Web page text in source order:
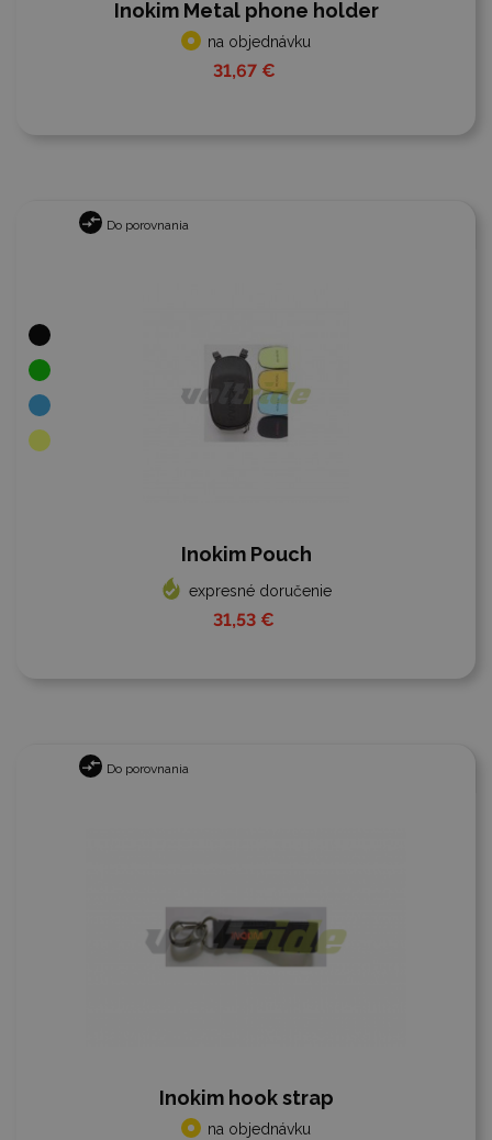
Inokim Metal phone holder
na objednávku
31,67 €
Do porovnania
Inokim Pouch
expresné doručenie
31,53 €
Do porovnania
Inokim hook strap
na objednávku